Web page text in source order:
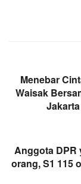
Menebar
Waisak
Anggota DPR
orang, S1 115